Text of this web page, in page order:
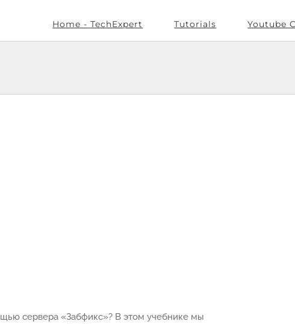
Home - TechExpert Tutorials Youtube
сервера «Забфикс»? В этом учебнике мы